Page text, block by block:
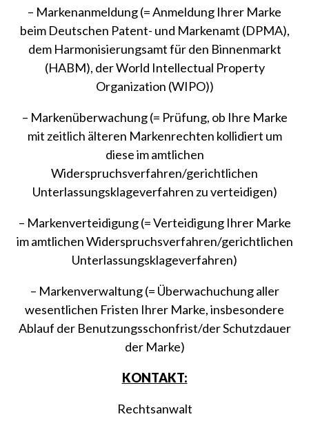
– Markenanmeldung (= Anmeldung Ihrer Marke
beim Deutschen Patent- und Markenamt (DPMA),
dem Harmonisierungsamt für den Binnenmarkt
(HABM), der World Intellectual Property
Organization (WIPO))
– Markenüberwachung (= Prüfung, ob Ihre Marke
mit zeitlich älteren Markenrechten kollidiert um
diese im amtlichen
Widerspruchsverfahren/gerichtlichen
Unterlassungsklageverfahren zu verteidigen)
– Markenverteidigung (= Verteidigung Ihrer Marke
im amtlichen Widerspruchsverfahren/gerichtlichen
Unterlassungsklageverfahren)
– Markenverwaltung (= Überwachuchung aller
wesentlichen Fristen Ihrer Marke, insbesondere
Ablauf der Benutzungsschonfrist/der Schutzdauer
der Marke)
KONTAKT:
Rechtsanwalt